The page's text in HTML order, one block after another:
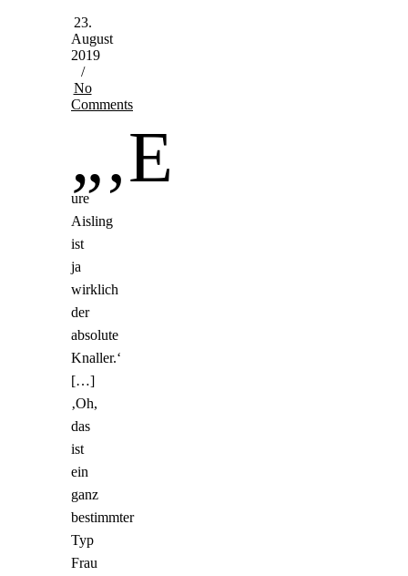
23.
August
2019
/
No
Comments
„‚E
ure
Aisling
ist
ja
wirklich
der
absolute
Knaller.‘
[…]
‚Oh,
das
ist
ein
ganz
bestimmter
Typ
Frau